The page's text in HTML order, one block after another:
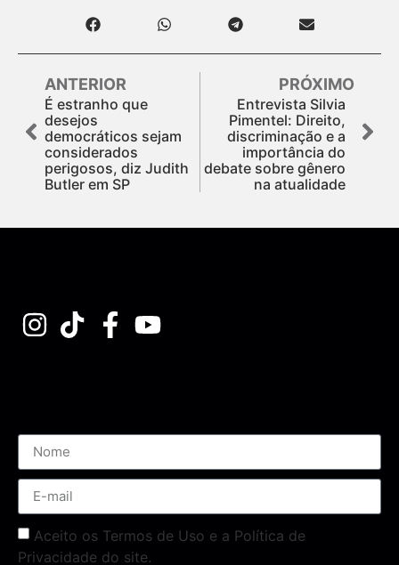
ANTERIOR
É estranho que
desejos
democráticos sejam
considerados
perigosos, diz Judith
Butler em SP
PRÓXIMO
Entrevista Silvia
Pimentel: Direito,
discriminação e a
importância do
debate sobre gênero
na atualidade
Aceito os Termos de Uso e a Política de
Privacidade do site.